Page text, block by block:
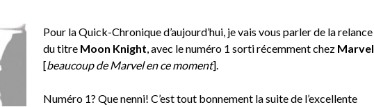
Pour la Quick-Chronique d’aujourd’hui, je vais vous parler de la relance
du titre Moon Knight, avec le numéro 1 sorti récemment chez Marvel
[beaucoup de Marvel en ce moment].
Numéro 1? Que nenni! C’est tout bonnement la suite de l’excellente